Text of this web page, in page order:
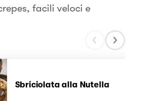
facili veloci e
Sbriciolata alla Nutella